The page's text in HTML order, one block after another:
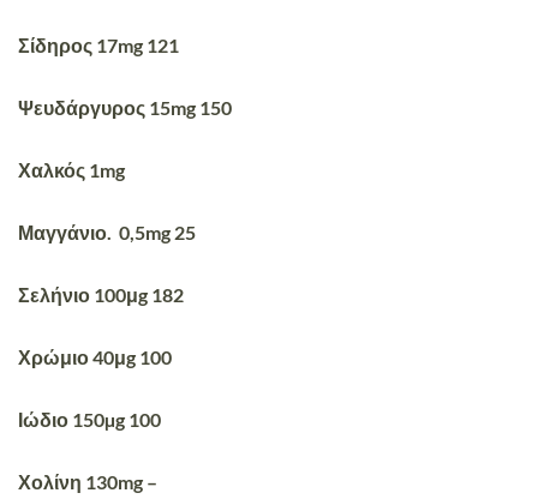
Σίδηρος 17mg 121
Ψευδάργυρος 15mg 150
Χαλκός 1mg
Μαγγάνιο. 0,5mg 25
Σελήνιο 100μg 182
Χρώμιο 40μg 100
Ιώδιο 150µg 100
Χολίνη 130mg –